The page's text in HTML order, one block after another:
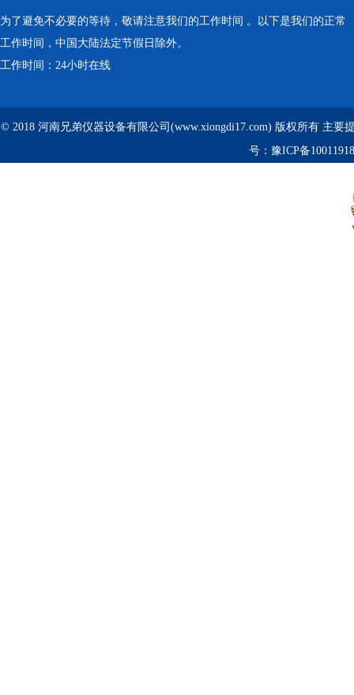
为了避免不必要的等待，敬请注意我们的工作时间 。以下是我们的正常
工作时间，中国大陆法定节假日除外。
工作时间：24小时在线
© 2018 河南兄弟仪器设备有限公司(www.xiongdi17.com) 版权所有 主要
号： 豫ICP备